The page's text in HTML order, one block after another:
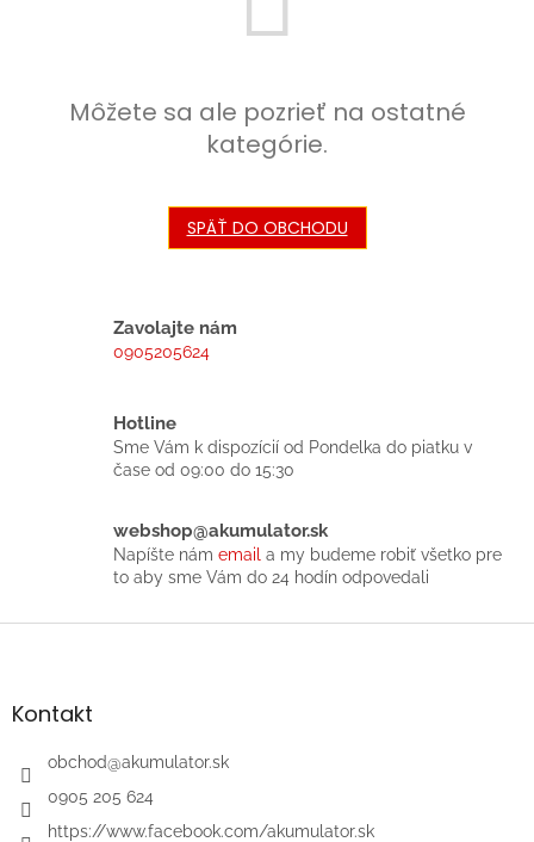
Môžete sa ale pozrieť na ostatné
kategórie.
SPÄŤ DO OBCHODU
Zavolajte nám
0905205624
Hotline
Sme Vám k dispozícií od Pondelka do piatku v
čase od 09:00 do 15:30
webshop@akumulator.sk
Napíšte nám email a my budeme robiť všetko pre
to aby sme Vám do 24 hodín odpovedali
Z
äKontakt
obchod@akumulator.sk
0905 205 624
https://www.facebook.com/akumulator.sk